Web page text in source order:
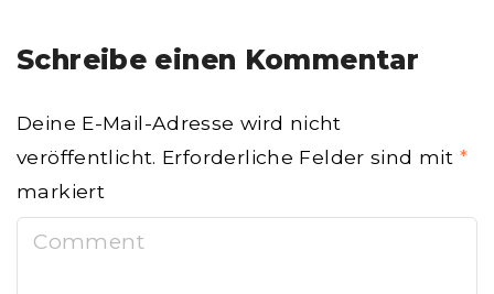
Schreibe einen Kommentar
Deine E-Mail-Adresse wird nicht
veröffentlicht. Erforderliche Felder sind mit *
markiert